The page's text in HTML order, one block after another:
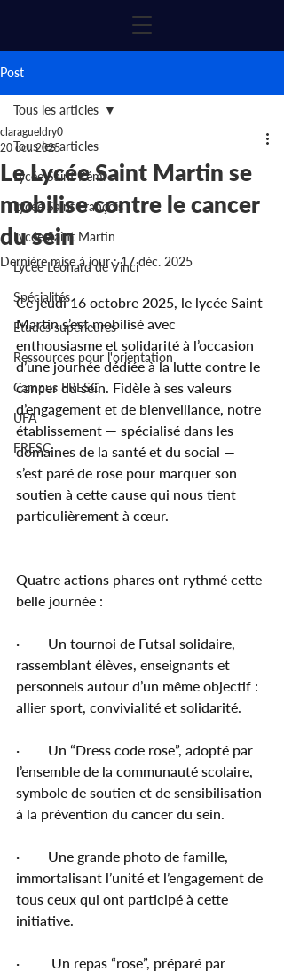
Post
Tous les articles
Lycée Saint Rémi
Lycée Saint François
Lycée Saint Martin
Lycée Léonard de Vinci
Spécialités
Etudes supérieures
Ressources pour l'orientation
Campus FRESC
UFA
FRESC
Tous les articles
Le Lycée Saint Martin se
mobilise contre le cancer
du sein
claragueldry0
20 oct. 2025
Dernière mise à jour :17 déc. 2025
Ce jeudi 16 octobre 2025, le lycée Saint
Martin s’est mobilisé avec
enthousiasme et solidarité à l’occasion
d’une journée dédiée à la lutte contre le
cancer du sein. Fidèle à ses valeurs
d’engagement et de bienveillance, notre
établissement — spécialisé dans les
domaines de la santé et du social —
s’est paré de rose pour marquer son
soutien à cette cause qui nous tient
particulièrement à cœur.
Quatre actions phares ont rythmé cette
belle journée :
·        Un tournoi de Futsal solidaire,
rassemblant élèves, enseignants et
personnels autour d’un même objectif :
allier sport, convivialité et solidarité.
·        Un “Dress code rose”, adopté par
l’ensemble de la communauté scolaire,
symbole de soutien et de sensibilisation
à la prévention du cancer du sein.
·        Une grande photo de famille,
immortalisant l’unité et l’engagement de
tous ceux qui ont participé à cette
initiative.
·         Un repas “rose”, préparé par